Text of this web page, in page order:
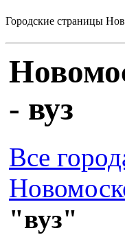
Городские страницы
- вуз
Все
"вуз"